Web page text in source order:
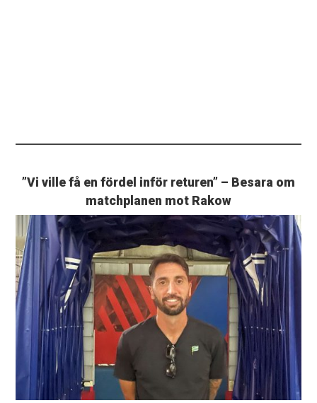
”Vi ville få en fördel inför returen” – Besara om
matchplanen mot Rakow